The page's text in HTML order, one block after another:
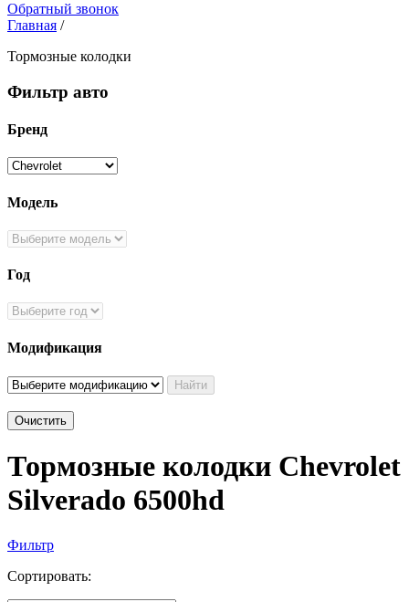
Обратный звонок
Главная /
Тормозные колодки
Фильтр авто
Бренд
Модель
Год
Модификация
Найти
Очистить
Тормозные колодки Chevrolet
Silverado 6500hd
Фильтр
Сортировать: